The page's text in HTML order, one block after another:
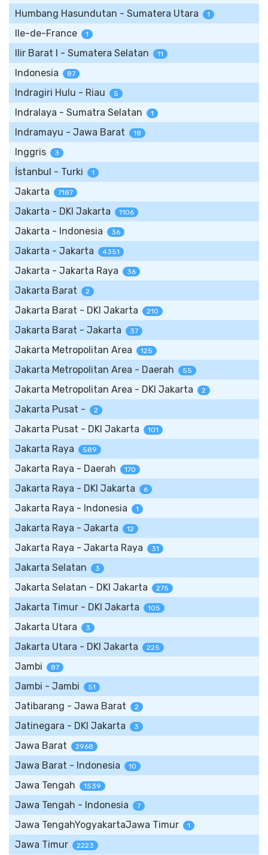
Humbang Hasundutan - Sumatera Utara 1
Ile-de-France 1
Ilir Barat I - Sumatera Selatan 11
Indonesia 87
Indragiri Hulu - Riau 5
Indralaya - Sumatra Selatan 1
Indramayu - Jawa Barat 18
Inggris 3
İstanbul - Turki 1
Jakarta 7187
Jakarta - DKI Jakarta 1106
Jakarta - Indonesia 36
Jakarta - Jakarta 4351
Jakarta - Jakarta Raya 36
Jakarta Barat 2
Jakarta Barat - DKI Jakarta 210
Jakarta Barat - Jakarta 37
Jakarta Metropolitan Area 125
Jakarta Metropolitan Area - Daerah 55
Jakarta Metropolitan Area - DKI Jakarta 2
Jakarta Pusat - 2
Jakarta Pusat - DKI Jakarta 101
Jakarta Raya 589
Jakarta Raya - Daerah 170
Jakarta Raya - DKI Jakarta 6
Jakarta Raya - Indonesia 1
Jakarta Raya - Jakarta 12
Jakarta Raya - Jakarta Raya 31
Jakarta Selatan 3
Jakarta Selatan - DKI Jakarta 275
Jakarta Timur - DKI Jakarta 105
Jakarta Utara 3
Jakarta Utara - DKI Jakarta 225
Jambi 87
Jambi - Jambi 51
Jatibarang - Jawa Barat 2
Jatinegara - DKI Jakarta 3
Jawa Barat 2968
Jawa Barat - Indonesia 10
Jawa Tengah 1539
Jawa Tengah - Indonesia 7
Jawa TengahYogyakartaJawa Timur 1
Jawa Timur 2223